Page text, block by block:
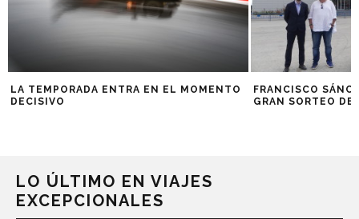
LA TEMPORADA ENTRA EN EL MOMENTO
DECISIVO
FRANCISCO
GRAN SORTEO
LO ÚLTIMO EN VIAJES
EXCEPCIONALES